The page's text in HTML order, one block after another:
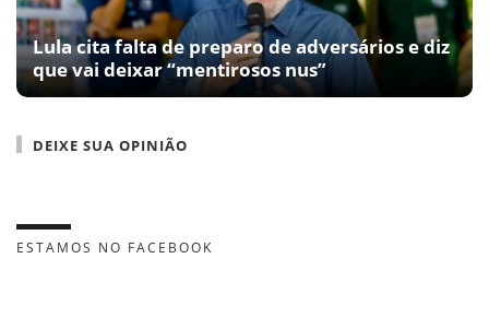
Lula cita falta de preparo de adversários e diz
que vai deixar “mentirosos nus”
DEIXE SUA OPINIÃO
ESTAMOS NO FACEBOOK